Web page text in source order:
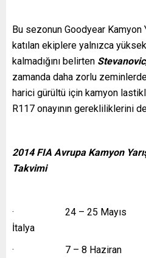
Bu sezonun Goodyear Kamyon
katılan ekiplere yalnızca
kalmadığını belirten Stevanovic
zamanda daha zorlu
harici gürültü için kamyon
R117 onayının gerekliliklerini
2014 FIA Avrupa Kamyon
Takvimi
· 24 – 25 Mayıs :
İtalya
· 7 – 8 Haziran :